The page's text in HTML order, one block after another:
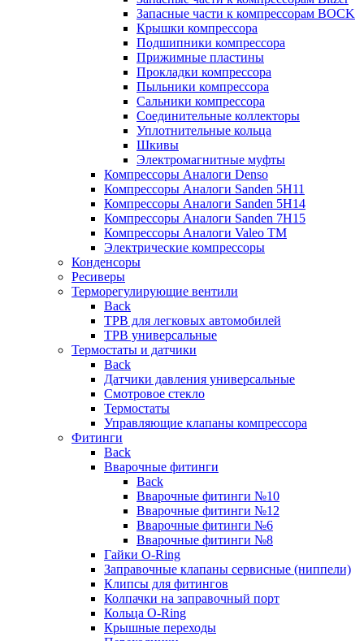
Запасные части к компрессорам BOCK
Крышки компрессора
Подшипники компрессора
Прижимные пластины
Прокладки компрессора
Пыльники компрессора
Сальники компрессора
Соединительные коллекторы
Уплотнительные кольца
Шкивы
Электромагнитные муфты
Компрессоры Аналоги Denso
Компрессоры Аналоги Sanden 5H11
Компрессоры Аналоги Sanden 5H14
Компрессоры Аналоги Sanden 7H15
Компрессоры Аналоги Valeo ТМ
Электрические компрессоры
Конденсоры
Ресиверы
Терморегулирующие вентили
Back
ТРВ для легковых автомобилей
ТРВ универсальные
Термостаты и датчики
Back
Датчики давления универсальные
Смотровое стекло
Термостаты
Управляющие клапаны компрессора
Фитинги
Back
Вварочные фитинги
Back
Вварочные фитинги №10
Вварочные фитинги №12
Вварочные фитинги №6
Вварочные фитинги №8
Гайки O-Ring
Заправочные клапаны сервисные (ниппели)
Клипсы для фитингов
Колпачки на заправочный порт
Кольца O-Ring
Крышные переходы